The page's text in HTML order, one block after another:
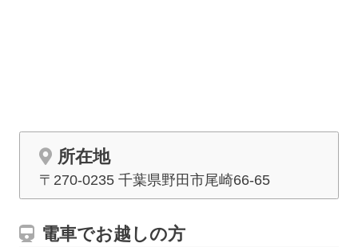
所在地
〒270-0235 千葉県野田市尾崎66-65
電車でお越しの方